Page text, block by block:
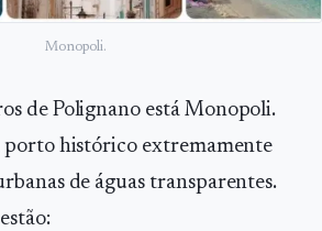
Monopoli.
de Polignano está Monopoli.
porto histórico extremamente
de águas transparentes.